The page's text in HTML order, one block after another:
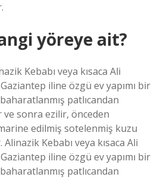
yöreye ait?
Kebabı veya kısaca Ali
iline özgü ev yapımı bir
patlıcandan
ve sonra ezilir, önceden
edilmiş sotelenmiş kuzu
Kebabı veya kısaca Ali
iline özgü ev yapımı bir
patlıcandan